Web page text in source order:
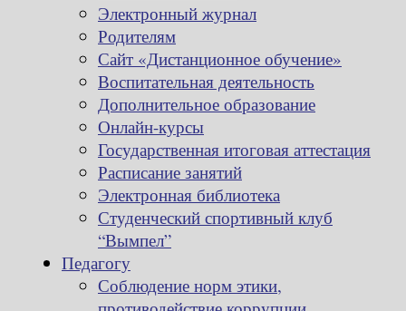
Электронный журнал
Родителям
Сайт «Дистанционное обучение»
Воспитательная деятельность
Дополнительное образование
Онлайн-курсы
Государственная итоговая аттестация
Расписание занятий
Электронная библиотека
Студенческий спортивный клуб
“Вымпел”
Педагогу
Соблюдение норм этики,